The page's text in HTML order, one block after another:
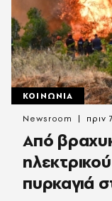
ΚΟΙΝΩΝΙΑ
Από
πυρκαγιά
Newsroom πριν